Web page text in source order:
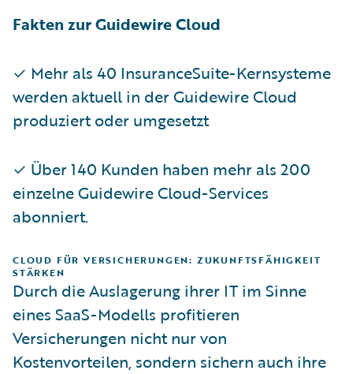
Fakten zur Guidewire Cloud
✓ Mehr als 40 InsuranceSuite-Kernsysteme
werden aktuell in der Guidewire Cloud
produziert oder umgesetzt
✓ Über 140 Kunden haben mehr als 200
einzelne Guidewire Cloud-Services
abonniert.
CLOUD FÜR VERSICHERUNGEN: ZUKUNFTSFÄHIGKEIT
STÄRKEN
Durch die Auslagerung ihrer IT im Sinne
eines SaaS-Modells profitieren
Versicherungen nicht nur von
Kostenvorteilen, sondern sichern auch ihre